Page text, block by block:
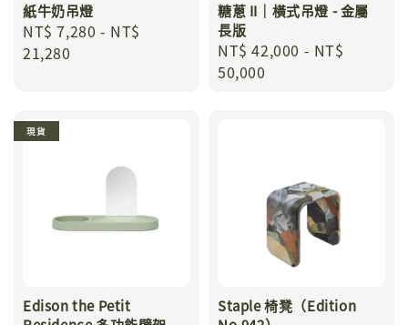
紙牛奶吊燈
Regular
price
NT$ 7,280 - NT$
21,280
糖蔥 II｜橫式吊燈 - 金屬
長版
Regular
price
NT$ 42,000 - NT$
50,000
現貨
Edison the Petit
Staple 椅凳（Edition